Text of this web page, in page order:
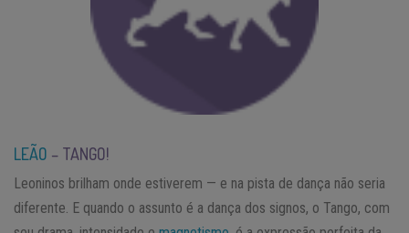
LEÃO – TANGO!
Leoninos brilham onde estiverem — e na pista de dança não seria
diferente. E quando o assunto é a dança dos signos, o Tango, com